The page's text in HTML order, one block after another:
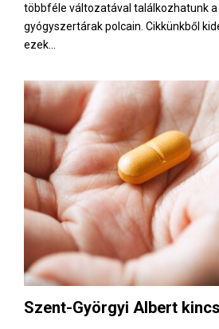
Utöbbféle változatával találkozhatunk a
gyógyszertárak polcain. Cikkünkből
ezek...
Szent-Györgyi Albert